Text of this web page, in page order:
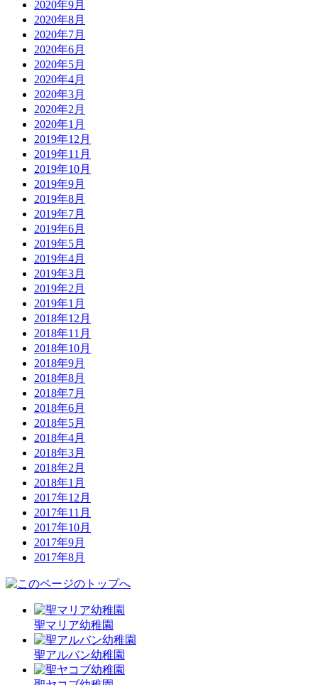
2020年9月
2020年8月
2020年7月
2020年6月
2020年5月
2020年4月
2020年3月
2020年2月
2020年1月
2019年12月
2019年11月
2019年10月
2019年9月
2019年8月
2019年7月
2019年6月
2019年5月
2019年4月
2019年3月
2019年2月
2019年1月
2018年12月
2018年11月
2018年10月
2018年9月
2018年8月
2018年7月
2018年6月
2018年5月
2018年4月
2018年3月
2018年2月
2018年1月
2017年12月
2017年11月
2017年10月
2017年9月
2017年8月
聖マリア幼稚園
聖アルバン幼稚園